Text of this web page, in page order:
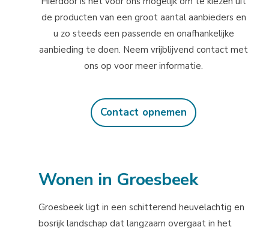
de producten van een groot aantal aanbieders en
u zo steeds een passende en onafhankelijke
aanbieding te doen. Neem vrijblijvend contact met
ons op voor meer informatie.
Contact opnemen
Wonen in Groesbeek
Groesbeek ligt in een schitterend heuvelachtig en
bosrijk landschap dat langzaam overgaat in het